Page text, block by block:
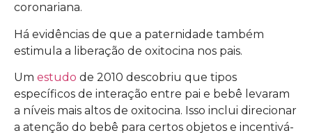
coronariana.
Há evidências de que a paternidade também
estimula a liberação de oxitocina nos pais.
Um estudo de 2010 descobriu que tipos
específicos de interação entre pai e bebê levaram
a níveis mais altos de oxitocina. Isso inclui direcionar
a atenção do bebê para certos objetos e incentivá-